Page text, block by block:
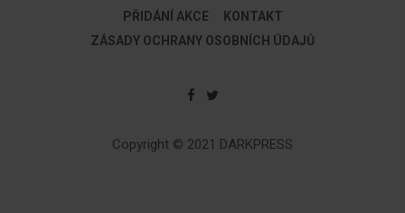
PŘIDÁNÍ AKCE
KONTAKT
ZÁSADY OCHRANY OSOBNÍCH ÚDAJŮ
Copyright © 2021 DARKPRESS